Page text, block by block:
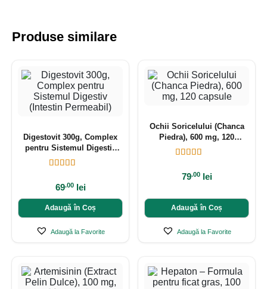
Produse similare
Digestovit 300g, Complex
pentru Sistemul Digestiv
(Intestin Permeabil)
69.00 lei
Adaugă în Coș
Adaugă la Favorite
Ochii Soricelului (Chanca
Piedra), 600 mg, 120
capsule
79.00 lei
Adaugă în Coș
Adaugă la Favorite